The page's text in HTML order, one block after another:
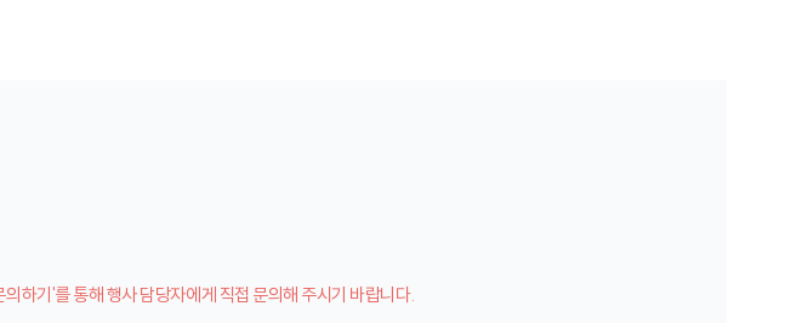
하기'를 통해 행사 담당자에게 직접 문의해 주시기 바랍니다.